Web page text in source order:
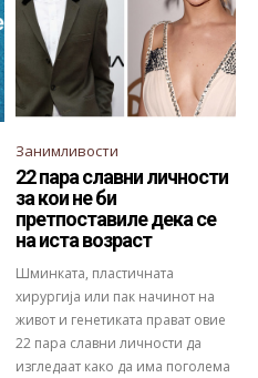
Занимливости
22 пара славни личности
за кои не би
претпоставиле дека се
на иста возраст
Шминката, пластичната
хирургија или пак начинот на
живот и генетиката прават овие
22 пара славни личности да
изгледаат како да има поголема